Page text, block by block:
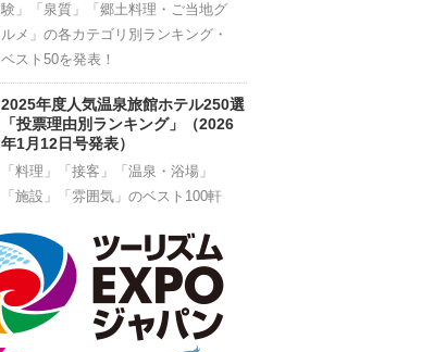
験」「泉質」「郷土料理・ご当地グ
ルメ」の各カテゴリ別ランキング・
ベスト50を発表！
2025年度人気温泉旅館ホテル250選
「投票理由別ランキング」（2026
年1月12日号発表）
「料理」「接客」「温泉・浴場」
「施設」「雰囲気」のベスト100軒